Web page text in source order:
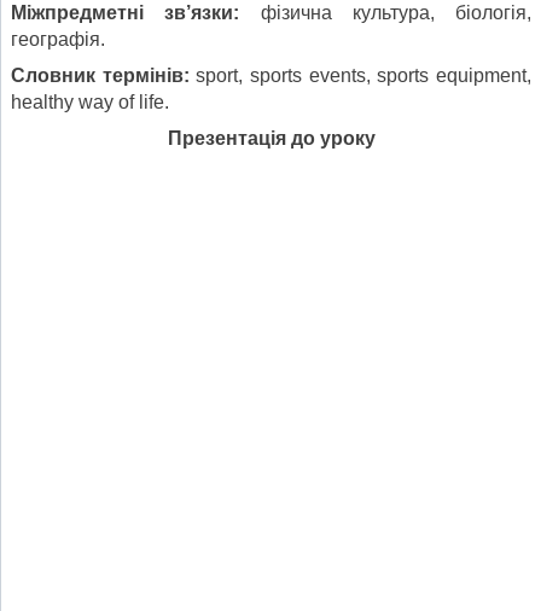
Міжпредметні зв’язки: фізична культура, біологія,
географія.
Словник термінів:sport, sports events, sports equipment,
healthy way of life.
Презентація до уроку